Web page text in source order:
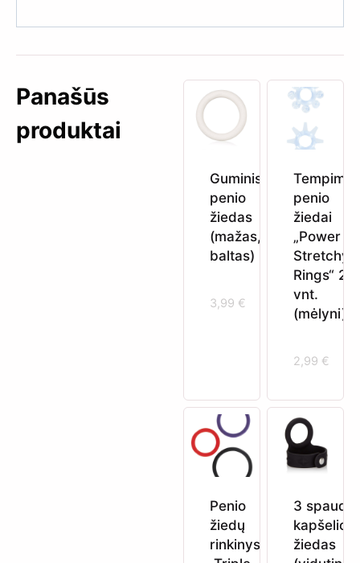
Panašūs
produktai
Guminis
penio
žiedas
(mažas,
baltas)
3,99 €
Tempimo
penio
žiedai
„Power
Stretchy
Rings“ 2
vnt.
(mėlyni)
2,99 €
Penio
žiedų
rinkinys
3 spaudų
kapšelio
žiedas